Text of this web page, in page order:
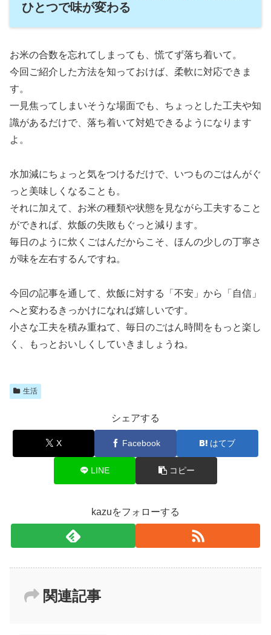
ひとつで味が変わる
お米の合数を忘れてしまっても、慌てず落ち着いて。
今回ご紹介した方法を知っておけば、柔軟に対応できま
す。
一見焦ってしまいそうな場面でも、ちょっとした工夫や知
識があるだけで、落ち着いて対処できるようになります
よ。
水加減にちょっと気をつけるだけで、いつものごはんがぐ
っと美味しくなることも。
それに加えて、お米の種類や状態を見ながら工夫すること
ができれば、炊飯の失敗もぐっと減ります。
毎日のように炊くごはんだからこそ、ほんの少しの丁寧さ
が味を左右するんですね。
今回の記事を通して、炊飯に対する「不安」から「自信」
へと変わるきっかけになれば嬉しいです。
小さな工夫を積み重ねて、毎日のごはん時間をもっと楽し
く、もっとおいしくしていきましょうね。
生活
シェアする
X Facebook はてブ
LINE コピー
kazuをフォローする
関連記事